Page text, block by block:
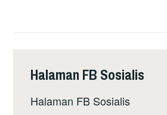
Halaman FB Sosialis
Halaman FB Sosialis